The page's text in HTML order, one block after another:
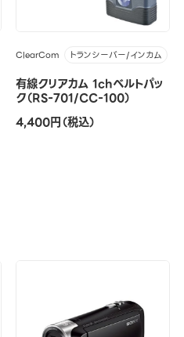
ClearCom トランシーバー/インカム
有線クリアカム 1chベルトパッ
ク（RS-701/CC-100）
4,400円（税込）